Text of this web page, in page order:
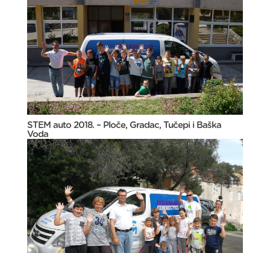
STEM auto 2018. – Ploče, Gradac, Tučepi i Baška
Voda